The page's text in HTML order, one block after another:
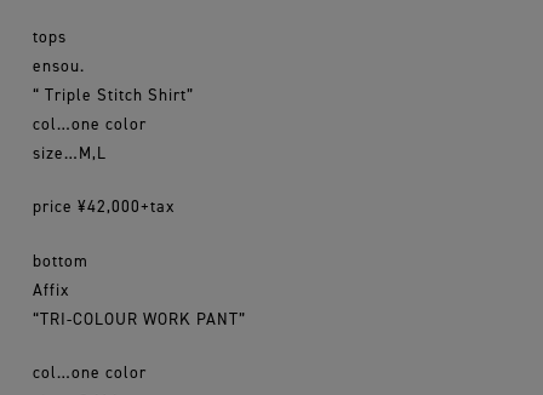
tops
ensou.
“ Triple Stitch Shirt”
col…one color
size…M,L
price ¥42,000+tax
bottom
Affix
“TRI-COLOUR WORK PANT”
col…one color